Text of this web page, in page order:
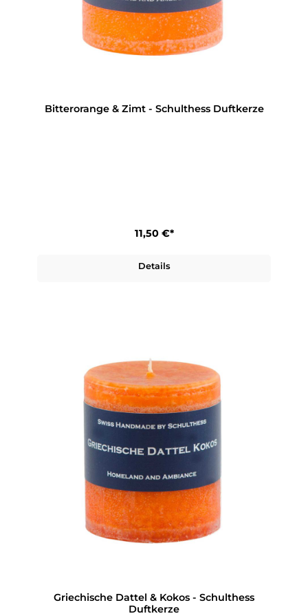
Bitterorange & Zimt - Schulthess Duftkerze
11,50 €*
Details
Griechische Dattel & Kokos - Schulthess
Duftkerze